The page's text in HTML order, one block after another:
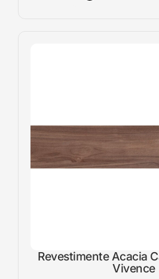
Revestimente Acacia
Vivence